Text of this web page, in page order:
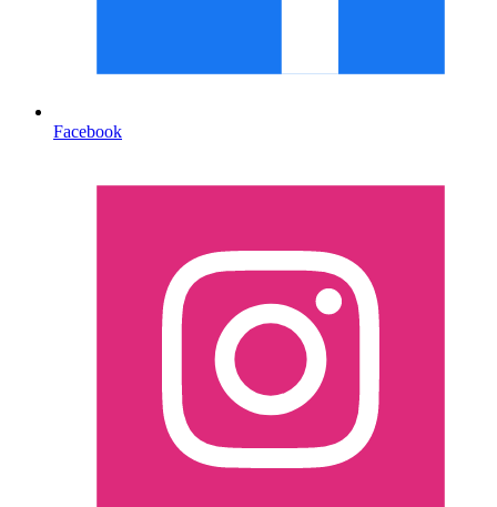
Facebook